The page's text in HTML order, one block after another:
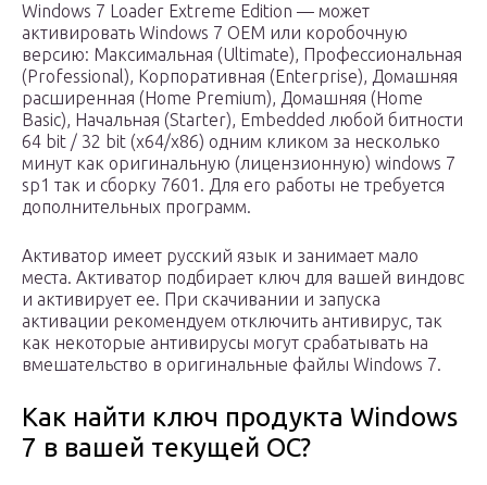
Windows 7 Loader Extreme Edition — может
активировать Windows 7 OEM или коробочную
версию: Максимальная (Ultimate), Профессиональная
(Professional), Корпоративная (Enterprise), Домашняя
расширенная (Home Premium), Домашняя (Home
Basic), Начальная (Starter), Embedded любой битности
64 bit / 32 bit (x64/x86) одним кликом за несколько
минут как оригинальную (лицензионную) windows 7
sp1 так и сборку 7601. Для его работы не требуется
дополнительных программ.
Активатор имеет русский язык и занимает мало
места. Активатор подбирает ключ для вашей виндовс
и активирует ее. При скачивании и запуска
активации рекомендуем отключить антивирус, так
как некоторые антивирусы могут срабатывать на
вмешательство в оригинальные файлы Windows 7.
Как найти ключ продукта Windows
7 в вашей текущей ОС?